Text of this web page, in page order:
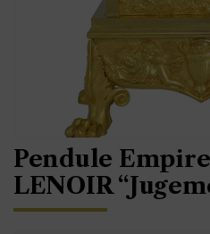
Pendule Empire
LENOIR